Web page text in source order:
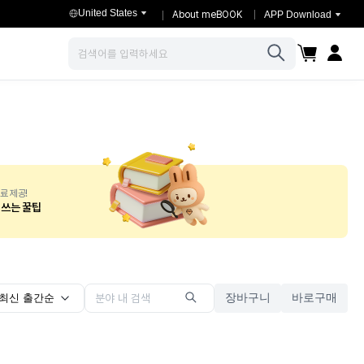
United States About meBOOK APP Download
검색 장바구니마이페
제공!
는 꿀팁
장바구니 바로구매